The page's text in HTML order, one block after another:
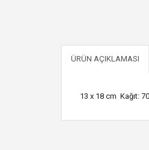
ÜRÜN AÇIKLAMASI
13 x 18 cm Kağıt: